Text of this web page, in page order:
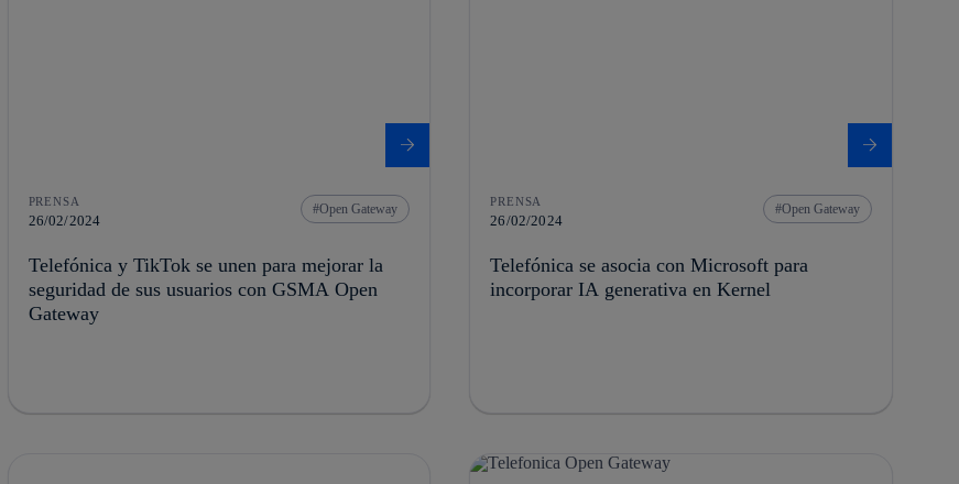
PRENSA
26/02/2024
Open Gateway
Telefónica y TikTok se unen para mejorar la
seguridad de sus usuarios con GSMA Open
Gateway
PRENSA
26/02/2024
Open Gateway
Telefónica se asocia con Microsoft para
incorporar IA generativa en Kernel